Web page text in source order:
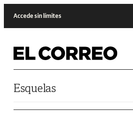
Accede sin límites
Esquelas